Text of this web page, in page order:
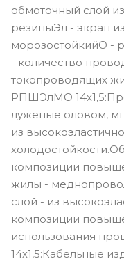
обмоточный слой
резиныЭл - экран
морозостойкийО -
- количество
токопроводящих
РПШЭлМО
луженые оловом,
из
композиции
жилы -
слой - из
композиции
использования
14х1,5:Кабельные